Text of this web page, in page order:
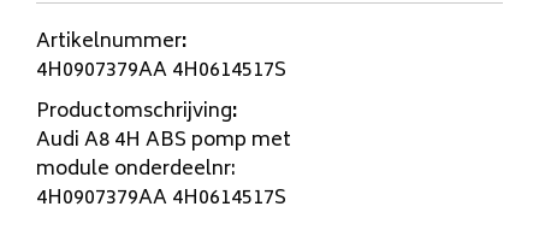
Artikelnummer:
4H0907379AA 4H0614517S
Productomschrijving:
Audi A8 4H ABS pomp met
module onderdeelnr:
4H0907379AA 4H0614517S